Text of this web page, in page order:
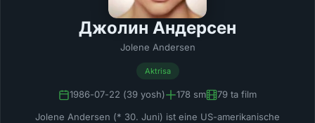
Джолин Андерсен
Jolene Andersen
Aktrisa
1986-07-22 (39 yosh) 178 sm
79 ta film
Jolene Andersen (* 30. Juni) ist eine US-amerikanische